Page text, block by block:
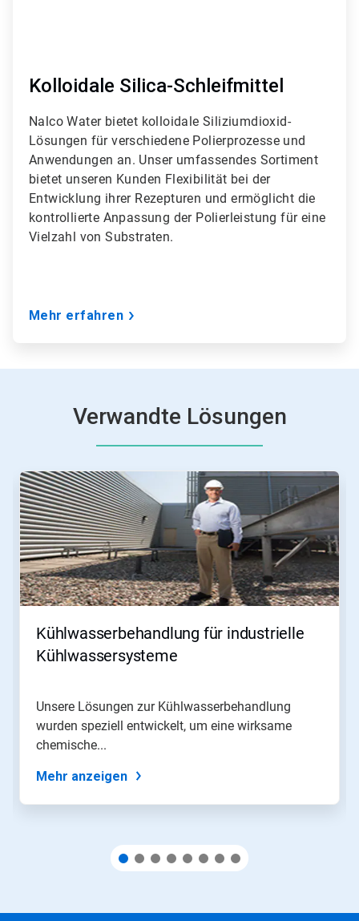
Kolloidale Silica-Schleifmittel
Nalco Water bietet kolloidale Siliziumdioxid-
Lösungen für verschiedene Polierprozesse und
Anwendungen an.​​​​​​​ Unser umfassendes Sortiment
bietet unseren Kunden Flexibilität bei der
Entwicklung ihrer Rezepturen und ermöglicht die
kontrollierte Anpassung der Polierleistung für eine
Vielzahl von Substraten.
Mehr erfahren
Verwandte Lösungen
Dies
ist
ein
Karussell.
Nutzen
Sie
die
Schaltflächen
Weiter
und
Punkten
einer
Kühlwasserbehandlung für industrielle
Kühlwassersysteme
Unsere Lösungen zur Kühlwasserbehandlung
wurden speziell entwickelt, um eine wirksame
chemische...
Mehr anzeigen